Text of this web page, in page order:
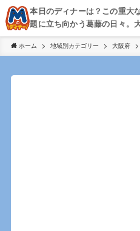
本日のディナーは？この重大
題に立ち向かう葛藤の日々。
阪・京都・神戸を中心とした
歩き、飲み歩きを綴る。
ホーム 地域別カテゴリー 大阪府